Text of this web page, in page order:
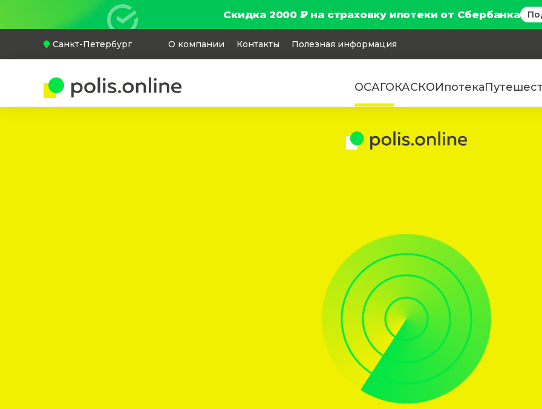
Скидка 2000 ₽ на страховку ипотеки от Сбербанка
Санкт-Петербург О компании Контакты Полезная информация
ОСАГОКАСКОИпотека